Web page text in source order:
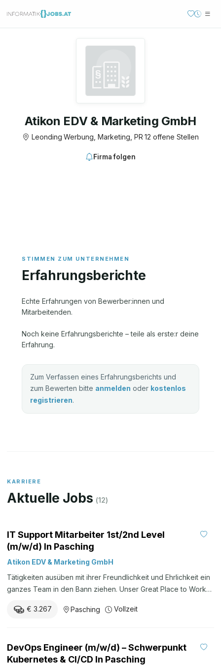
Atikon EDV & Marketing GmbH
Leonding·Werbung, Marketing, PR·12 offene Stellen
Firma folgen
Erfahrungsberichte
Echte Erfahrungen von Bewerber:innen und
Mitarbeitenden.
Noch keine Erfahrungsberichte – teile als erste:r deine
Erfahrung.
Zum Verfassen eines Erfahrungsberichts und
zum Bewerten bitte anmelden oder kostenlos
registrieren.
KARRIERE
Aktuelle Jobs (12)
IT Support Mitarbeiter 1st/2nd Level
(m/w/d) In Pasching
Atikon EDV & Marketing GmbH
Tätigkeiten ausüben mit ihrer Freundlichkeit und Ehrlichkeit ein
ganzes Team in den Bann ziehen. Unser Great Place to Work®
gelebt. Wir Atikonistinnen und Atikonisten unterstützen uns
Arbeit und genießen die Ungezwungenheit unseres
Arbeitsumfelds. Wir pflegen einen respektvollen und
€ 3.267 Pasching Vollzeit
DevOps Engineer (m/w/d) – Schwerpunkt
Kubernetes & CI/CD In Pasching